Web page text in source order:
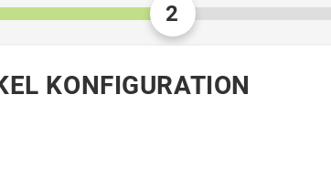
2
KONFIGURATION